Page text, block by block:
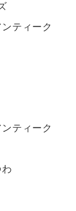
ティーク
ティーク